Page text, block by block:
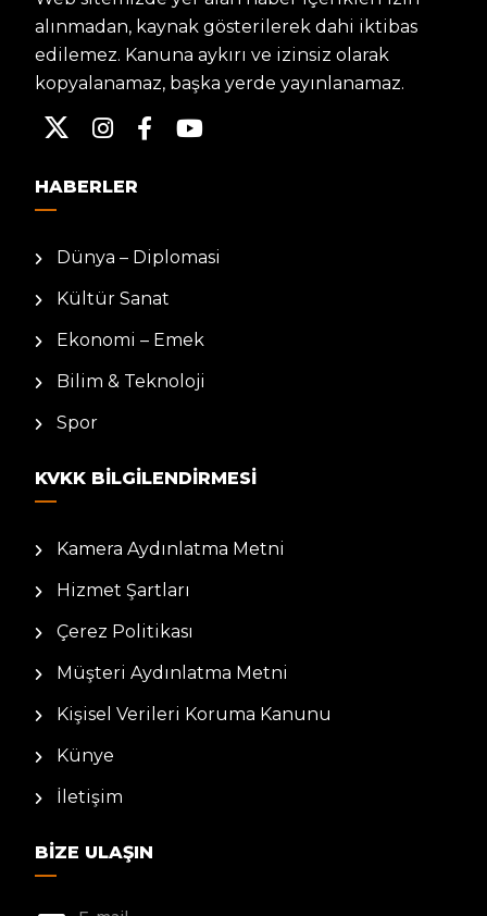
alınmadan, kaynak gösterilerek dahi iktibas
edilemez. Kanuna aykırı ve izinsiz olarak
kopyalanamaz, başka yerde yayınlanamaz.
HABERLER
Dünya – Diplomasi
Kültür Sanat
Ekonomi – Emek
Bilim & Teknoloji
Spor
KVKK BILGILENDIRMESI
Kamera Aydınlatma Metni
Hizmet Şartları
Çerez Politikası
Müşteri Aydınlatma Metni
Kişisel Verileri Koruma Kanunu
Künye
İletişim
BIZE ULAŞIN